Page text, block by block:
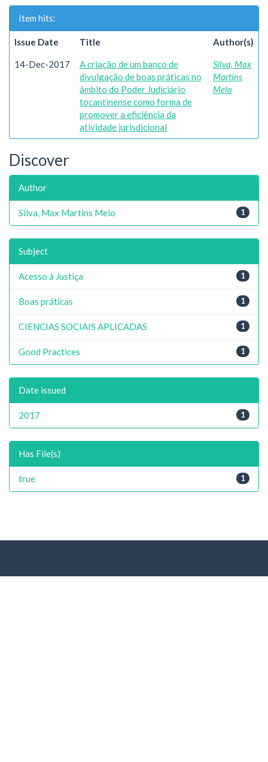
Item hits:
Issue Date Title Author(s)
14-Dec-2017
A criação de um banco de
divulgação de boas práticas no
âmbito do Poder Judiciário
tocantinense como forma de
promover a eficiência da
atividade jurisdicional
Silva, Max
Martins
Melo
Discover
Author
1
Silva, Max Martins Melo
Subject
1
Acesso à Justiça
1
Boas práticas
1
CIENCIAS SOCIAIS APLICADAS
1
Good Practices
Date issued
1
2017
Has File(s)
1
true